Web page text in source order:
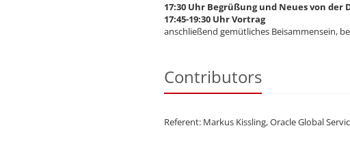
17:30 Uhr Begrüßung und Neues von der
17:45-19:30 Uhr Vortrag
anschließend gemütliches Beisammensein,
Contributors
Referent: Markus Kissling, Oracle Global